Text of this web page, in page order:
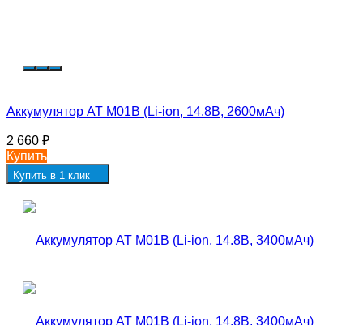
Аккумулятор AT M01B (Li-ion, 14.8В, 2600мАч)
2 660 ₽
Купить
Купить в 1 клик